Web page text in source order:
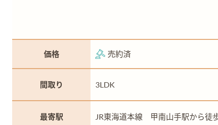
価格 売約済
間取り 3LDK
最寄駅 JR東海道本線 甲南山手駅から徒